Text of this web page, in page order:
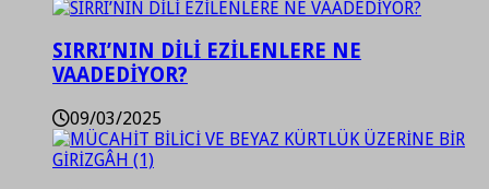
SIRRI’NIN DİLİ EZİLENLERE NE
VAADEDİYOR?
09/03/2025